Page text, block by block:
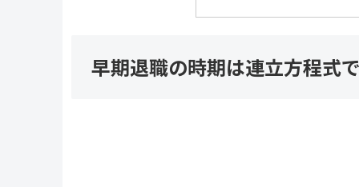
早期退職の時期は連立方程式